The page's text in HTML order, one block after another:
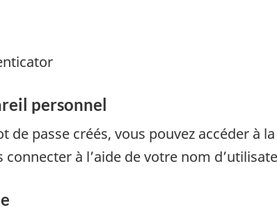
personnel
passe créés, vous pouvez accéder à
à l’aide de votre nom